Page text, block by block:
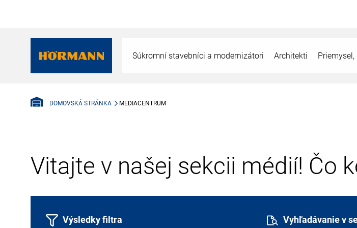
Súkromní stavebníci a modernizátori Architekti
DOMOVSKÁ STRÁNKA MEDIACENTRUM
Vitajte v našej sekcii médií! Čo
Vyhľadávanie v
Výsledky filtra